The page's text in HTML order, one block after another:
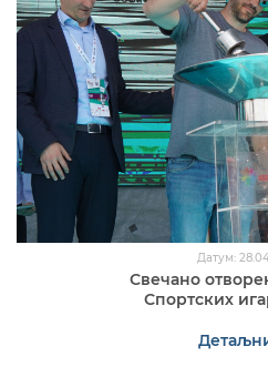
Датум:
Свечано
Спортских